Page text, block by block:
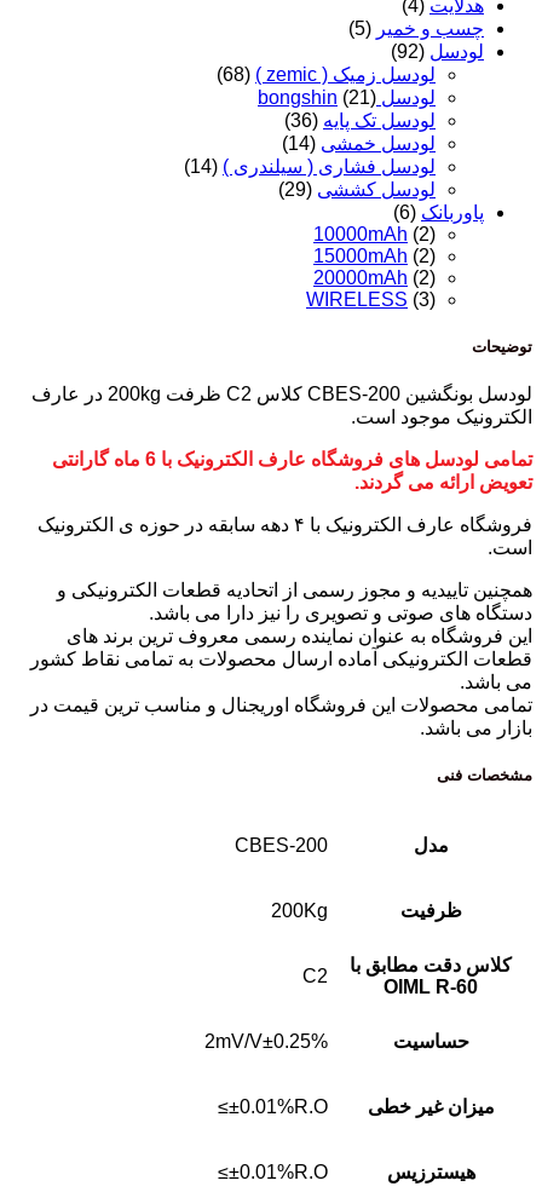
هدلایت (4)
چسب و خمیر (5)
لودسل (92)
لودسل زمیک ( zemic )
(68)
لودسل bongshin (21)
لودسل تک پایه (36)
لودسل خمشی (14)
لودسل فشاری ( سیلندری ) (14)
لودسل کششی (29)
پاوربانک (6)
10000mAh (2)
15000mAh (2)
20000mAh (2)
WIRELESS (3)
توضیحات
لودسل بونگشین CBES-200 کلاس C2 ظرفت 200kg در عارف
الکترونیک موجود است.
تمامی لودسل های فروشگاه عارف الکترونیک با 6 ماه گارانتی
تعویض ارائه می گردند.
فروشگاه عارف الکترونیک با ۴ دهه سابقه در حوزه ی الکترونیک
است.
همچنین تاییدیه و مجوز رسمی از اتحادیه قطعات الکترونیکی و
دستگاه های صوتی و تصویری را نیز دارا می باشد.
این فروشگاه به عنوان نماینده رسمی معروف ترین برند های
قطعات الکترونیکی آماده ارسال محصولات به تمامی نقاط کشور
می باشد.
تمامی محصولات این فروشگاه اوریجنال و مناسب ترین قیمت در
بازار می باشد.
مشخصات فنی
مدل CBES-200
ظرفیت 200Kg
کلاس دقت مطابق با
OIML R-60
C2
حساسیت 2mV/V±0.25%
میزان غیر خطی ±0.01%R.O≥
هیسترزیس ±0.01%R.O≥